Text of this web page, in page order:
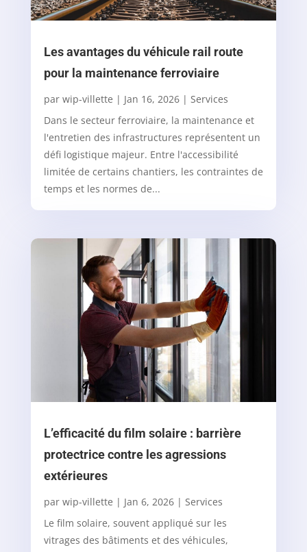
Les avantages du véhicule rail route
pour la maintenance ferroviaire
par wip-villette | Jan 16, 2026| Services
Dans le secteur ferroviaire, la maintenance et
l'entretien des infrastructures représentent un
défi logistique majeur. Entre l'accessibilité
limitée de certains chantiers, les contraintes de
temps et les normes de...
L’efficacité du film solaire : barrière
protectrice contre les agressions
extérieures
par wip-villette | Jan 6, 2026| Services
Le film solaire, souvent appliqué sur les
vitrages des bâtiments et des véhicules,